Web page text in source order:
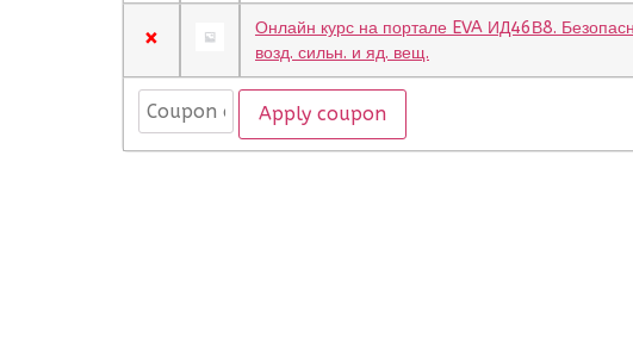
×
Онлайн курс на портале EVA ИД46В8.
возд. сильн. и яд. вещ.
Apply coupon